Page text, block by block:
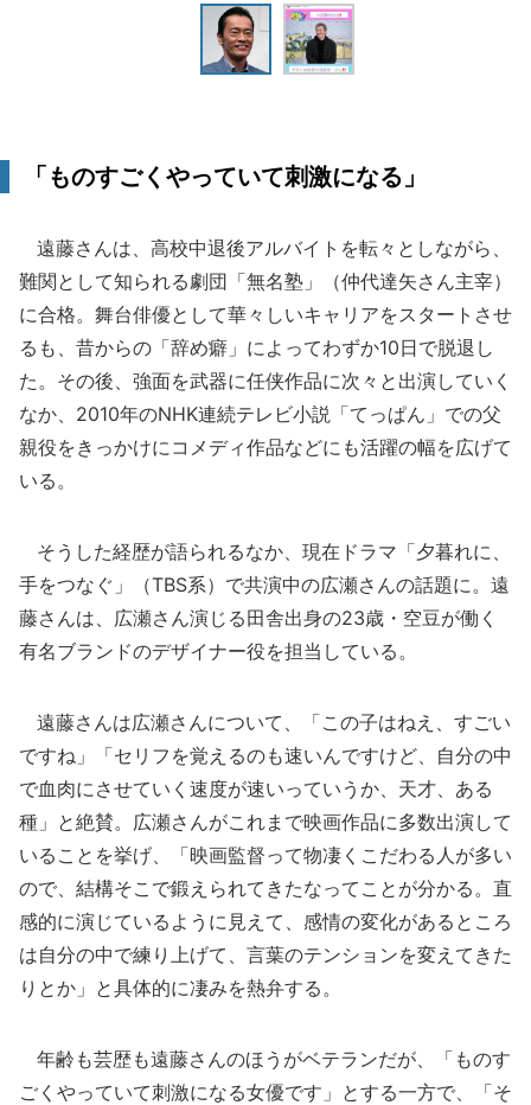
「ものすごくやっていて刺激になる」
遠藤さんは、高校中退後アルバイトを転々としながら、
難関として知られる劇団「無名塾」（仲代達矢さん主宰）
に合格。舞台俳優として華々しいキャリアをスタートさせ
るも、昔からの「辞め癖」によってわずか10日で脱退し
た。その後、強面を武器に任侠作品に次々と出演していく
なか、2010年のNHK連続テレビ小説「てっぱん」での父
親役をきっかけにコメディ作品などにも活躍の幅を広げて
いる。
そうした経歴が語られるなか、現在ドラマ「夕暮れに、
手をつなぐ」（TBS系）で共演中の広瀬さんの話題に。遠
藤さんは、広瀬さん演じる田舎出身の23歳・空豆が働く
有名ブランドのデザイナー役を担当している。
遠藤さんは広瀬さんについて、「この子はねえ、すごい
ですね」「セリフを覚えるのも速いんですけど、自分の中
で血肉にさせていく速度が速いっていうか、天才、ある
種」と絶賛。広瀬さんがこれまで映画作品に多数出演して
いることを挙げ、「映画監督って物凄くこだわる人が多い
ので、結構そこで鍛えられてきたなってことが分かる。直
感的に演じているように見えて、感情の変化があるところ
は自分の中で練り上げて、言葉のテンションを変えてきた
りとか」と具体的に凄みを熱弁する。
年齢も芸歴も遠藤さんのほうがベテランだが、「ものす
ごくやっていて刺激になる女優です」とする一方で、「そ